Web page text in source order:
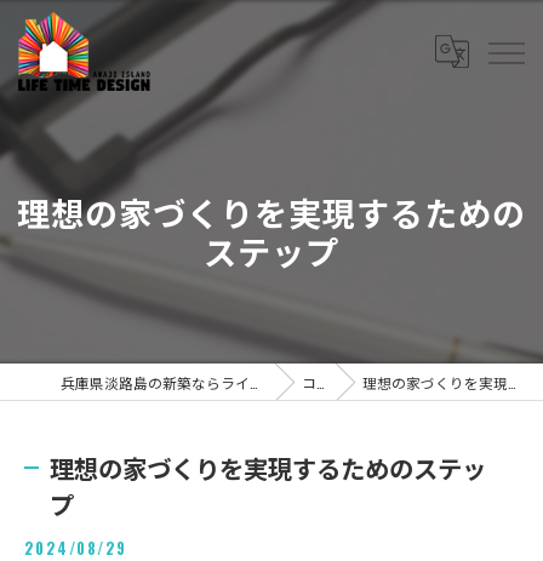
理想の家づくりを実現するための
ステップ
コラム 理想の家づくりを実現するためのステップ
理想の家づくりを実現するためのステッ
プ
2024/08/29